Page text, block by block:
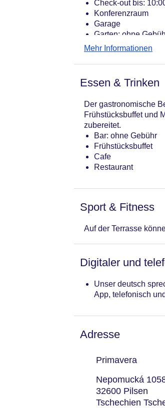
Check-out bis:
Konferenzraum
Garage
Garten: ohne
Hoteleröffnung: 2006
WLAN/WiFi im
Anzahl der
Zimmerservice:
Gesamtanzahl der
Gesamtanzahl der
Zahlungsarten:
Landeskategorie: 4
Mehr Informationen
Essen & Trinken
Der gastronomische
Frühstücksbuffet und
zubereitet.
Bar: ohne Gebühr
Frühstücksbuffet
Cafe
Restaurant
Sport & Fitness
Auf der Terrasse
Digitaler und
Unser deutsch
App, telefonisch
Adresse
Primavera
Nepomucká
32600 Pilsen
Tschechien